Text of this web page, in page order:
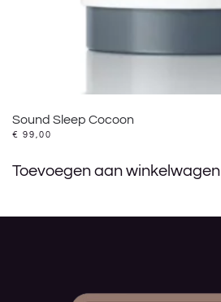
Sound Sleep Cocoon
€ 99,00
Toevoegen aan winkelwagen